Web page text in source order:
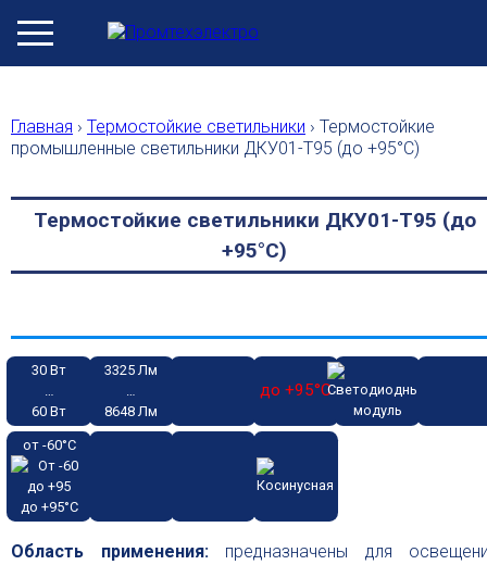
Главная › Термостойкие светильники › Термостойкие
промышленные светильники ДКУ01-Т95 (до +95°С)
Термостойкие светильники ДКУ01-Т95 (до
+95°С)
30 Вт
…
60 Вт
3325 Лм
…
8648 Лм
до +95°С
от -60°С
до +95°С
Область применения:предназначены для